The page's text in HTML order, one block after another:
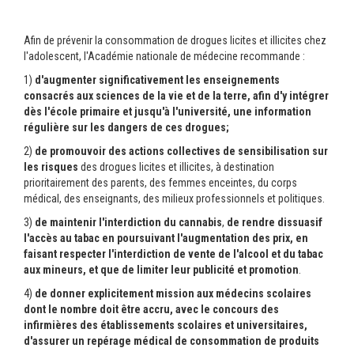
Afin de prévenir la consommation de drogues licites et illicites chez
l'adolescent, l'Académie nationale de médecine recommande :
1) d'augmenter significativement les enseignements
consacrés aux sciences de la vie et de la terre, afin d'y intégrer
dès l'école primaire et jusqu'à l'université, une information
régulière sur les dangers de ces drogues;
2) de promouvoir des actions collectives de sensibilisation sur
les risques des drogues licites et illicites, à destination
prioritairement des parents, des femmes enceintes, du corps
médical, des enseignants, des milieux professionnels et politiques.
3) de maintenir l'interdiction du cannabis, de rendre dissuasif
l'accès au tabac en poursuivant l'augmentation des prix, en
faisant respecter l'interdiction de vente de l'alcool et du tabac
aux mineurs, et que de limiter leur publicité et promotion
4) de donner explicitement mission aux médecins scolaires
dont le nombre doit être accru, avec le concours des
infirmières des établissements scolaires et universitaires,
d'assurer un repérage médical de consommation de produits